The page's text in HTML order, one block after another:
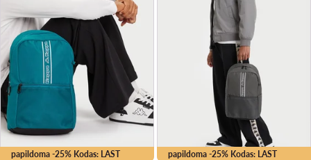
papildoma -25% Kodas: LAST papildoma -25% Kodas: LAST